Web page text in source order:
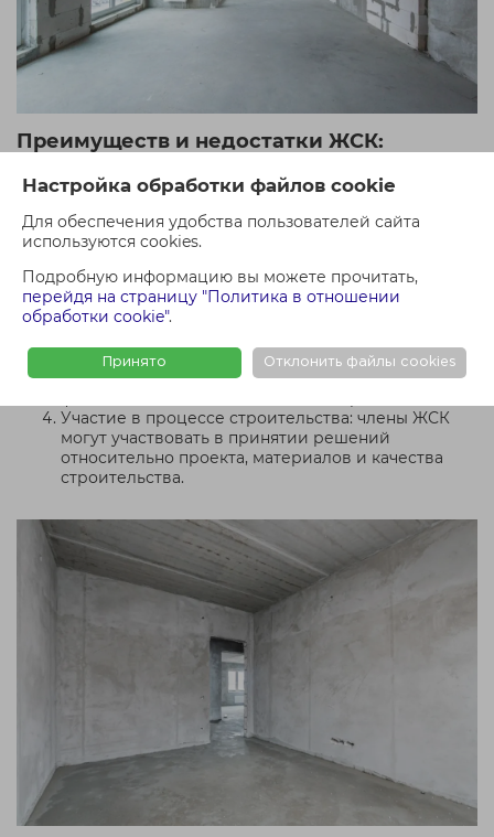
Настройка обработки файлов cookie
Для обеспечения удобства пользователей сайта
используются cookies.
Подробную информацию вы можете прочитать,
перейдя на страницу "Политика в отношении
обработки cookie".
Принято Отклонить файлы cookies
Преимуществ и недостатки ЖСК:
Преимущества ЖСК
Доступность жилья: ЖСК часто позволяет
приобрести жилье по более низкой цене по
вторичном рынке или у застройщика.
Гибкость платежей: возможность вносить
платежи постепенно, в течение всего периода
Прозрачность финансирования: члены
кооператива имеют право на контроль над
Участие в процессе строительства: члены ЖСК
могут участвовать в принятии решений
относительно проекта, материалов и качества
строительства.